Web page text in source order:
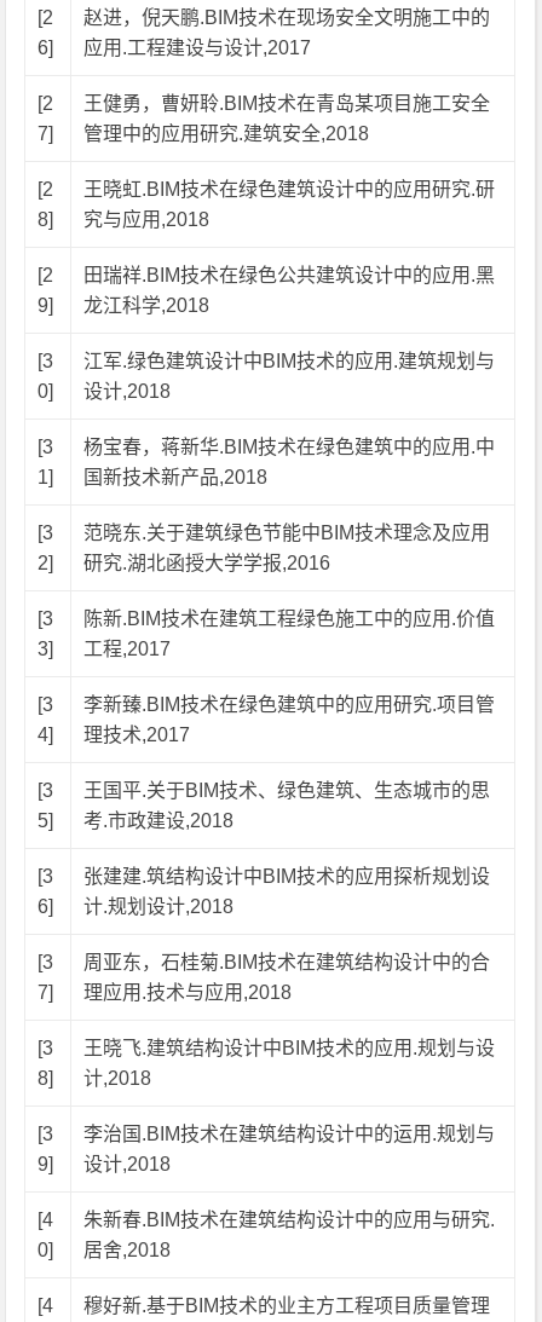
[2
6]
赵进，倪天鹏.BIM技术在现场安全文明施工中的
应用.工程建设与设计,2017
[2
7]
王健勇，曹妍聆.BIM技术在青岛某项目施工安全
管理中的应用研究.建筑安全,2018
[2
8]
王晓虹.BIM技术在绿色建筑设计中的应用研究.研
究与应用,2018
[2
9]
田瑞祥.BIM技术在绿色公共建筑设计中的应用.黑
龙江科学,2018
[3
0]
江军.绿色建筑设计中BIM技术的应用.建筑规划与
设计,2018
[3
1]
杨宝春，蒋新华.BIM技术在绿色建筑中的应用.中
国新技术新产品,2018
[3
2]
范晓东.关于建筑绿色节能中BIM技术理念及应用
研究.湖北函授大学学报,2016
[3
3]
陈新.BIM技术在建筑工程绿色施工中的应用.价值
工程,2017
[3
4]
李新臻.BIM技术在绿色建筑中的应用研究.项目管
理技术,2017
[3
5]
王国平.关于BIM技术、绿色建筑、生态城市的思
考.市政建设,2018
[3
6]
张建建.筑结构设计中BIM技术的应用探析规划设
计.规划设计,2018
[3
7]
周亚东，石桂菊.BIM技术在建筑结构设计中的合
理应用.技术与应用,2018
[3
8]
王晓飞.建筑结构设计中BIM技术的应用.规划与设
计,2018
[3
9]
李治国.BIM技术在建筑结构设计中的运用.规划与
设计,2018
[4
0]
朱新春.BIM技术在建筑结构设计中的应用与研究.
居舍,2018
[4
穆好新.基于BIM技术的业主方工程项目质量管理